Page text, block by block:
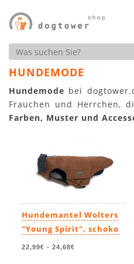
Produktsuche
HUNDEMODE
Hundemode bei
Frauchen und Herrchen,
Farben, Muster und
Hundemantel Wolters
"Young Spirit", schoko
22,99€ - 24,68€